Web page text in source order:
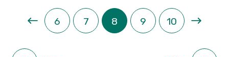
6 7 8 9 10